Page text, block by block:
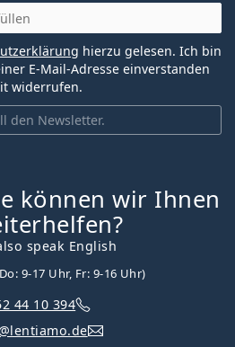
den Newsletter.
hierzu gelesen. Ich bin
E-Mail-Adresse einverstanden
widerrufen.
können wir Ihnen
speak English
9-17 Uhr, Fr: 9-16 Uhr)
44 10 394